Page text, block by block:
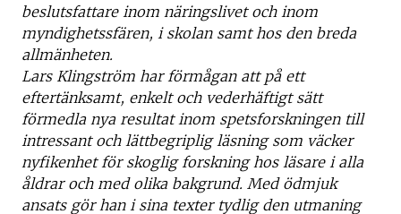
beslutsfattare inom näringslivet och inom
myndighetssfären, i skolan samt hos den breda
allmänheten.
Lars Klingström har förmågan att på ett
eftertänksamt, enkelt och vederhäftigt sätt
förmedla nya resultat inom spetsforskningen till
intressant och lättbegriplig läsning som väcker
nyfikenhet för skoglig forskning hos läsare i alla
åldrar och med olika bakgrund. Med ödmjuk
ansats gör han i sina texter tydlig den utmaning